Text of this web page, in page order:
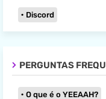
Discord
PERGUNTAS
O que é o YEEAAH?